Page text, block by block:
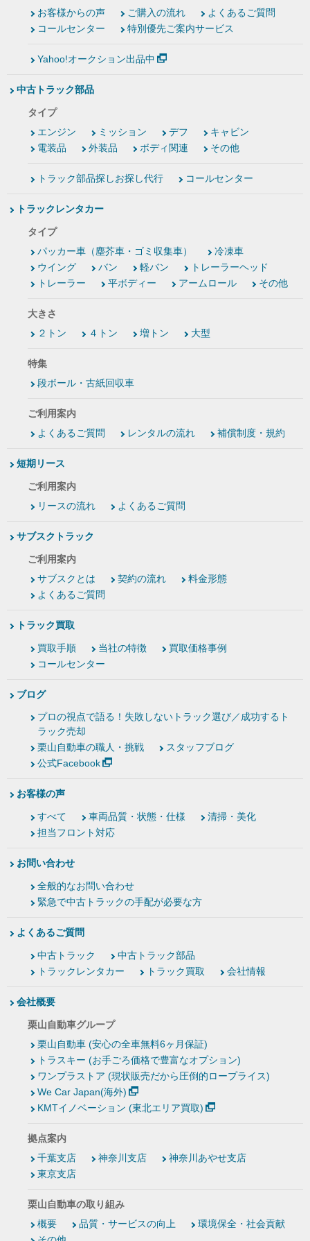
お客様からの声
ご購入の流れ
よくあるご質問
コールセンター
特別優先ご案内サービス
Yahoo!オークション出品中
中古トラック部品
タイプ
エンジン
ミッション デフ
キャビン
電装品
外装品 ボディ関連 その他
トラック部品探しお探し代行 コールセンター
トラックレンタカー
タイプ
パッカー車（塵芥車・ゴミ収集車）
冷凍車
ウイング
バン 軽バン
トレーラーヘッド
トレーラー
平ボディー アームロール その他
大きさ
２トン
４トン 増トン 大型
特集
段ボール・古紙回収車
ご利用案内
よくあるご質問
レンタルの流れ 補償制度・規約
短期リース
ご利用案内
リースの流れ
よくあるご質問
サブスクトラック
ご利用案内
サブスクとは
契約の流れ
料金形態
よくあるご質問
トラック買取
買取手順 当社の特徴
買取価格事例
コールセンター
ブログ
プロの視点で語る！失敗しないトラック選び／成功するト
ラック売却
栗山自動車の職人・挑戦
スタッフブログ
公式Facebook
お客様の声
すべて 車両品質・状態・仕様
清掃・美化
担当フロント対応
お問い合わせ
全般的なお問い合わせ
緊急で中古トラックの手配が必要な方
よくあるご質問
中古トラック
中古トラック部品
トラックレンタカー
トラック買取 会社情報
会社概要
栗山自動車グループ
栗山自動車 (安心の全車無料6ヶ月保証)
トラスキー (お手ごろ価格で豊富なオプション)
ワンプラストア (現状販売だから圧倒的ロープライス)
We Car Japan(海外)
KMTイノベーション (東北エリア買取)
拠点案内
千葉支店
神奈川支店
神奈川あやせ支店
東京支店
栗山自動車の取り組み
概要
品質・サービスの向上
環境保全・社会貢献